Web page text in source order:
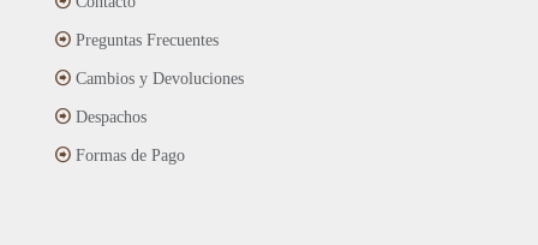
la
página
Preguntas Frecuentes
Cambios y Devoluciones
Despachos
Formas de Pago